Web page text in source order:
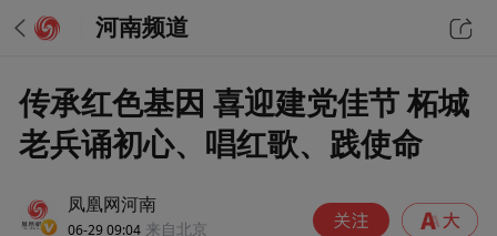
河南频道
传承红色基因 喜迎建党佳节 柘城
老兵诵初心、唱红歌、践使命
凤凰网河南
06-29 09:04 来自北京